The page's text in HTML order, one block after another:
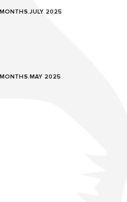
02 MONTHS.JULY 2025
22 MONTHS.MAY 2025